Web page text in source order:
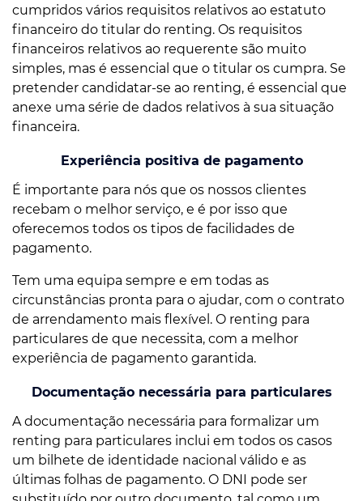
cumpridos vários requisitos relativos ao estatuto
financeiro do titular do renting. Os requisitos
financeiros relativos ao requerente são muito
simples, mas é essencial que o titular os cumpra. Se
pretender candidatar-se ao renting, é essencial que
anexe uma série de dados relativos à sua situação
financeira.
Experiência positiva de pagamento
É importante para nós que os nossos clientes
recebam o melhor serviço, e é por isso que
oferecemos todos os tipos de facilidades de
pagamento.
Tem uma equipa sempre e em todas as
circunstâncias pronta para o ajudar, com o contrato
de arrendamento mais flexível. O renting para
particulares de que necessita, com a melhor
experiência de pagamento garantida.
Documentação necessária para particulares
A documentação necessária para formalizar um
renting para particulares inclui em todos os casos
um bilhete de identidade nacional válido e as
últimas folhas de pagamento. O DNI pode ser